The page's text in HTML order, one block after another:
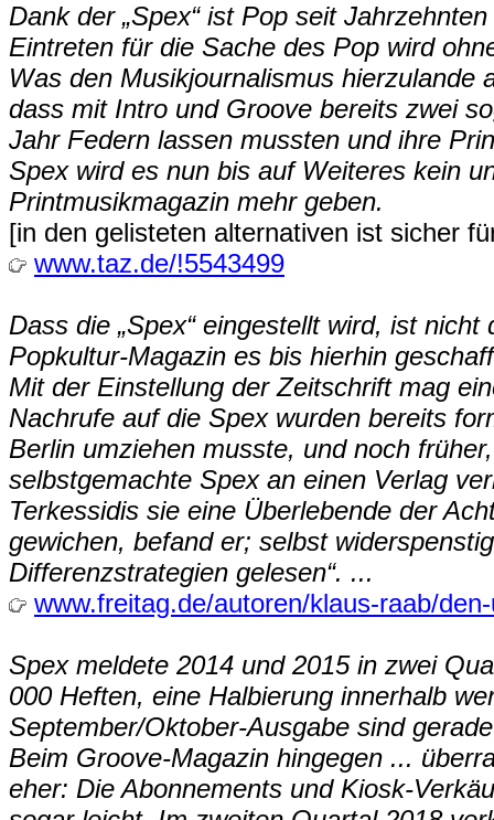
Dank der „Spex“ ist Pop seit
Eintreten für die Sache des Pop wird
Was den Musikjournalismus hierzulande
dass mit Intro und Groove bereits zwei
Jahr Federn lassen mussten und ihre
Spex wird es nun bis auf Weiteres kein
Printmusikmagazin mehr geben.
[in den gelisteten alternativen ist sicher
www.taz.de/!5543499
Dass die „Spex“ eingestellt wird, ist
Popkultur-Magazin es bis hierhin
Mit der Einstellung der Zeitschrift mag
Nachrufe auf die Spex wurden bereits
Berlin umziehen musste, und noch
selbstgemachte Spex an einen Verlag
Terkessidis sie eine Überlebende der
gewichen, befand er; selbst
Differenzstrategien gelesen“. ...
www.freitag.de/autoren/klaus-raab/
Spex meldete 2014 und 2015 in zwei
000 Heften, eine Halbierung innerhalb
September/Oktober-Ausgabe sind
Beim Groove-Magazin hingegen ...
eher: Die Abonnements und Kiosk-